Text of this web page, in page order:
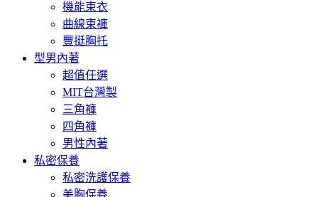
機能束衣
曲線束褲
豐挺胸托
型男內著
超值任選
MIT台灣製
三角褲
四角褲
男性內著
私密保養
私密洗護保養
美胸保養